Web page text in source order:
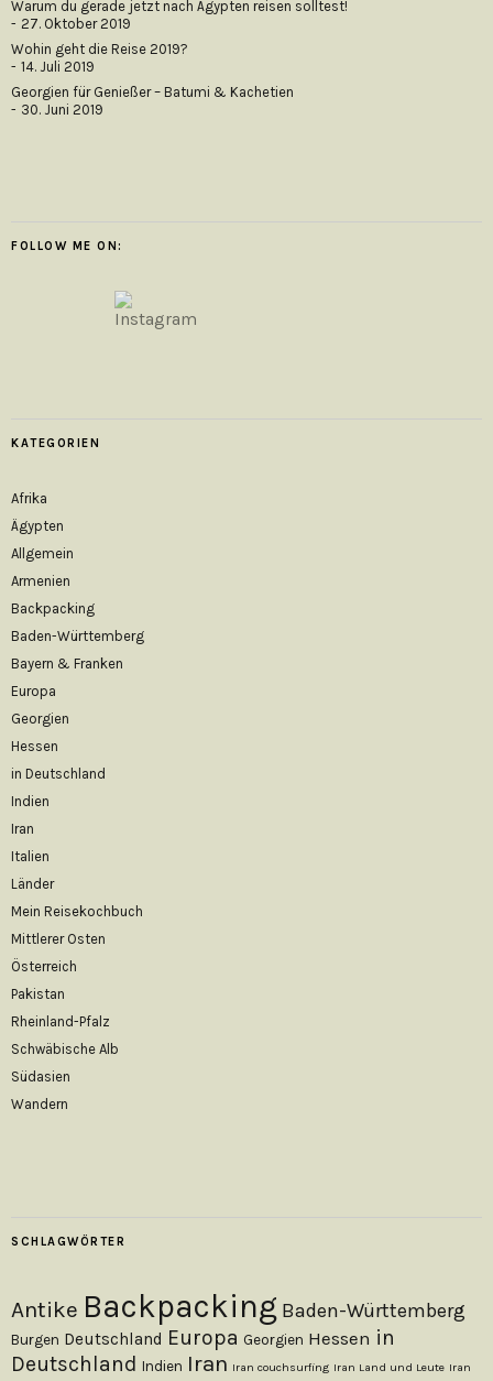
Warum du gerade jetzt nach Ägypten reisen solltest!
27. Oktober 2019
Wohin geht die Reise 2019?
14. Juli 2019
Georgien für Genießer – Batumi & Kachetien
30. Juni 2019
FOLLOW ME ON:
KATEGORIEN
Afrika
Ägypten
Allgemein
Armenien
Backpacking
Baden-Württemberg
Bayern & Franken
Europa
Georgien
Hessen
in Deutschland
Indien
Iran
Italien
Länder
Mein Reisekochbuch
Mittlerer Osten
Österreich
Pakistan
Rheinland-Pfalz
Schwäbische Alb
Südasien
Wandern
SCHLAGWÖRTER
Antike Backpacking Baden-Württemberg
Burgen Deutschland Europa Georgien Hessen in
Deutschland Indien Iran Iran couchsurfing Iran Land und Leute Iran